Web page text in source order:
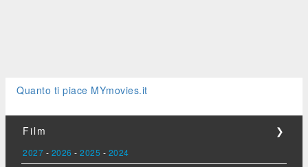
Quanto ti piace MYmovies.it
Film ❯
2027 - 2026 - 2025 - 2024